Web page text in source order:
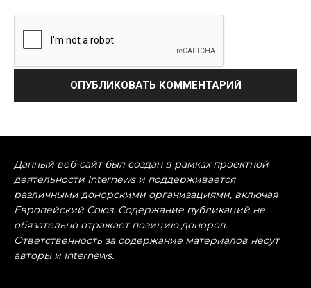
Данный веб-сайт был создан в рамках проектной
деятельности Internews и поддерживается
различными донорскими организациями, включая
Европейский Союз. Содержание публикаций не
обязательно отражает позицию доноров.
Ответственность за содержание материалов несут
авторы и Internews.